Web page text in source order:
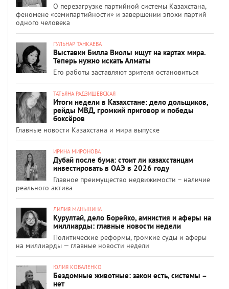
О перезагрузке партийной системы Казахстана,
феномене «семипартийности» и завершении эпохи партий
одного человека
ГУЛЬНАР ТАНКАЕВА
Выставки Билла Виолы ищут на картах мира.
Теперь нужно искать Алматы
Его работы заставляют зрителя остановиться
ТАТЬЯНА РАДЗИШЕВСКАЯ
Итоги недели в Казахстане: дело дольщиков,
рейды МВД, громкий приговор и победы
боксёров
Главные новости Казахстана и мира выпуске
ИРИНА МИРОНОВА
Дубай после бума: стоит ли казахстанцам
инвестировать в ОАЭ в 2026 году
Главное преимущество недвижимости – наличие
реального актива
ЛИЛИЯ МАНЬШИНА
Курултай, дело Борейко, амнистия и аферы на
миллиарды: главные новости недели
Политические реформы, громкие суды и аферы
на миллиарды — главные новости недели
ЮЛИЯ КОВАЛЕНКО
Бездомные животные: закон есть, системы –
нет